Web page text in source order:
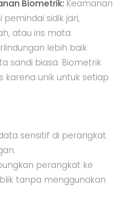
Biometrik: Keamanan
sidik jari,
atau iris mata
lebih baik
sandi biasa. Biometrik
karena unik untuk setiap
sensitif di perangkat
perangkat ke
tanpa menggunakan